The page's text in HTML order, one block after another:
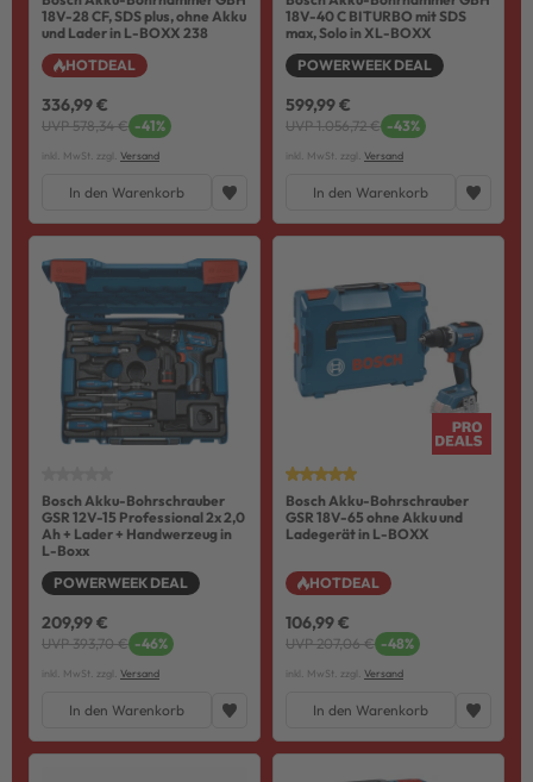
18V-28 CF, SDS plus, ohne Akku
und Lader in L-BOXX 238
HOTDEAL
336,99 €
UVP 578,34 € -41%
inkl. MwSt. zzgl. Versand
In den Warenkorb
18V-40 C BITURBO mit SDS
max, Solo in XL-BOXX
POWERWEEK DEAL
599,99 €
UVP 1.056,72 € -43%
inkl. MwSt. zzgl. Versand
In den Warenkorb
Bosch Akku-Bohrschrauber
GSR 12V-15 Professional 2x 2,0
Ah + Lader + Handwerzeug in
L-Boxx
POWERWEEK DEAL
209,99 €
UVP 393,70 € -46%
inkl. MwSt. zzgl. Versand
In den Warenkorb
Bosch Akku-Bohrschrauber
GSR 18V-65 ohne Akku und
Ladegerät in L-BOXX
HOTDEAL
106,99 €
UVP 207,06 € -48%
inkl. MwSt. zzgl. Versand
In den Warenkorb